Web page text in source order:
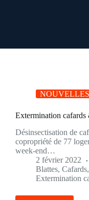
NOUVELLES
Extermination cafards
Désinsectisation de
copropriété de 77
week-end…
2 février 2022
Blattes, Cafards,
Extermination